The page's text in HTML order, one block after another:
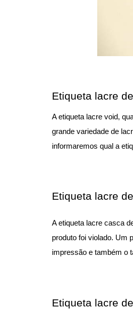
Etiqueta lacre
A etiqueta lacre void,
grande variedade de
informaremos qual a
Etiqueta lacre
A etiqueta lacre casca
produto foi violado. Um
impressão e também o
Etiqueta lacre